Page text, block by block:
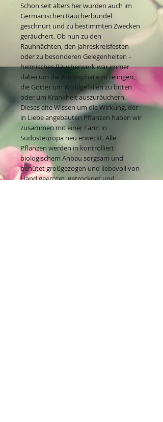
Schon seit alters her wurden auch im
Germanischen Räucherbündel
geschnürt und zu bestimmten Zwecken
geräuchert. Ob nun zu den
Rauhnächten, den Jahreskreisfesten
oder zu besonderen Gelegenheiten –
heimisches Räucherwerk war immer
dabei um die Atmosphäre zu reinigen,
die Götter um Wohlgefallen zu bitten
oder um Krankheit auszuräuchern.
Dieses alte Wissen um die Wirkung, der
in Liebe angebauten Pflanzen haben wir
zusammen mit einer Farm in
Südosteuropa neu erweckt. Alle
Pflanzen werden in kontrolliert
biologischem Anbau sorgsam und
behütet großgezogen und liebevoll von
Hand geerntet, getrocknet und